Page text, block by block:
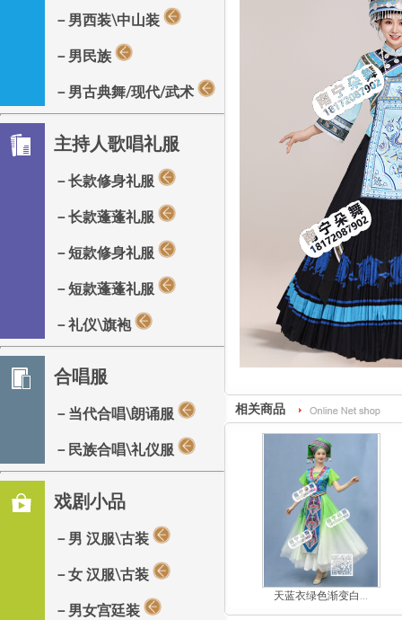
－男西装\中山装
－男民族
－男古典舞/现代/武术
主持人歌唱礼服
－长款修身礼服
－长款蓬蓬礼服
－短款修身礼服
－短款蓬蓬礼服
－礼仪\旗袍
合唱服
－当代合唱\朗诵服
－民族合唱\礼仪服
戏剧小品
－男 汉服\古装
－女 汉服\古装
－男女宫廷装
相关商品
天蓝衣绿色渐变白...